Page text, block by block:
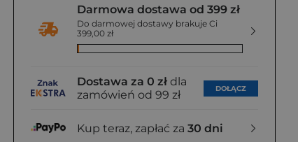
Darmowa dostawa od 399 zł
Do darmowej dostawy brakuje Ci
399,00 zł
Dostawa za 0 zł dla
zamówień od 99 zł
DOŁĄCZ
Kup teraz, zapłać za 30 dni